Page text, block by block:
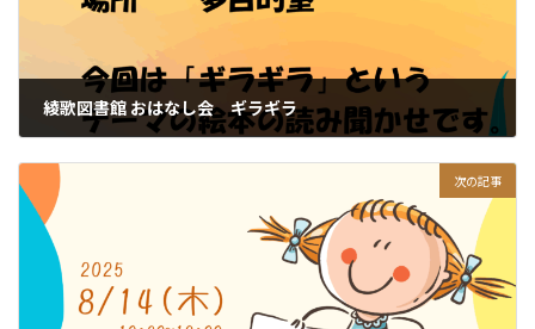
綾歌図書館 おはなし会 ギラギラ
次の記事